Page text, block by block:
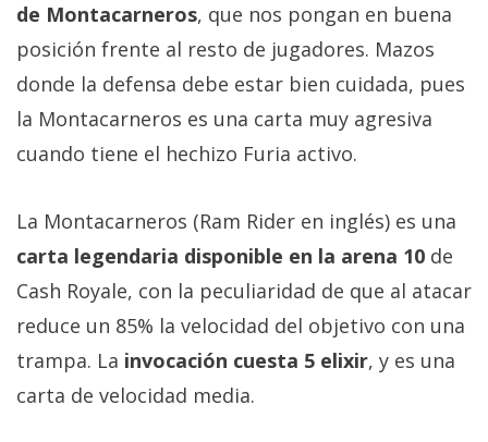
+
Más
temas
Sorteos
Foros
Contacto
/
nosotros
/
de Montacarneros, que nos pongan en buena
posición frente al resto de jugadores. Mazos
donde la defensa debe estar bien cuidada, pues
la Montacarneros es una carta muy agresiva
cuando tiene el hechizo Furia activo.
La Montacarneros (Ram Rider en inglés) es una
carta legendaria disponible en la arena 10 de
Cash Royale, con la peculiaridad de que al atacar
reduce un 85% la velocidad del objetivo con una
trampa. La invocación cuesta 5 elixir, y es una
carta de velocidad media.